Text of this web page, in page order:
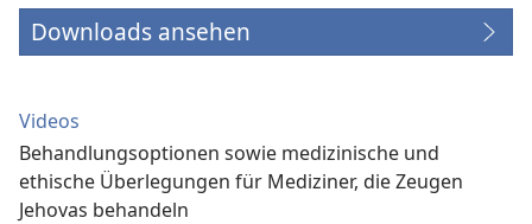
Downloads ansehen
Videos
Behandlungsoptionen sowie medizinische und
ethische Überlegungen für Mediziner, die Zeugen
Jehovas behandeln